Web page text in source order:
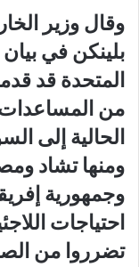
وقال وزير
بلينكن في بيان
من المساعدات
الحالية إلى
ومنها تشاد
وجمهورية
احتياجات
تضرروا من